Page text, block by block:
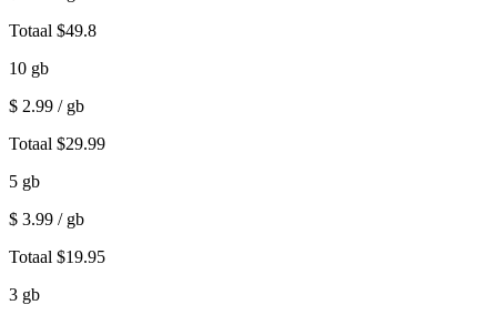
Totaal $49.8
10 gb
$ 2.99 / gb
Totaal $29.99
5 gb
$ 3.99 / gb
Totaal $19.95
3 gb